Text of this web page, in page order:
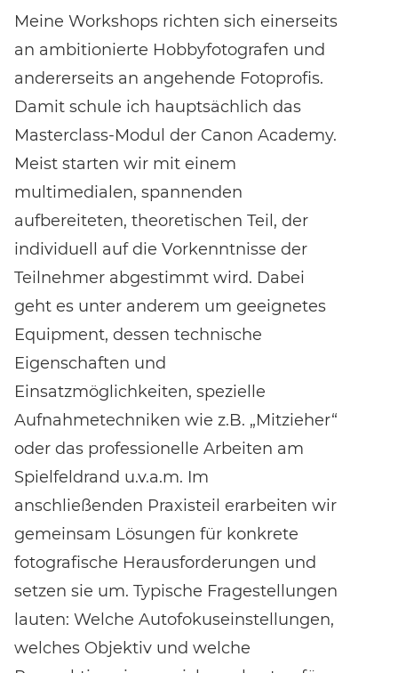
Meine Workshops richten sich einerseits
an ambitionierte Hobbyfotografen und
andererseits an angehende Fotoprofis.
Damit schule ich hauptsächlich das
Masterclass-Modul der Canon Academy.
Meist starten wir mit einem
multimedialen, spannenden
aufbereiteten, theoretischen Teil, der
individuell auf die Vorkenntnisse der
Teilnehmer abgestimmt wird. Dabei
geht es unter anderem um geeignetes
Equipment, dessen technische
Eigenschaften und
Einsatzmöglichkeiten, spezielle
Aufnahmetechniken wie z.B. „Mitzieher“
oder das professionelle Arbeiten am
Spielfeldrand u.v.a.m. Im
anschließenden Praxisteil erarbeiten wir
gemeinsam Lösungen für konkrete
fotografische Herausforderungen und
setzen sie um. Typische Fragestellungen
lauten: Welche Autofokuseinstellungen,
welches Objektiv und welche